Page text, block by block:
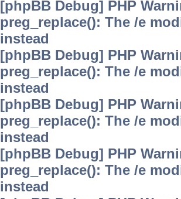
[phpBB Debug] PHP
preg_replace(): The /e
instead
[phpBB Debug] PHP
preg_replace(): The /e
instead
[phpBB Debug] PHP
preg_replace(): The /e
instead
[phpBB Debug] PHP
preg_replace(): The /e
instead